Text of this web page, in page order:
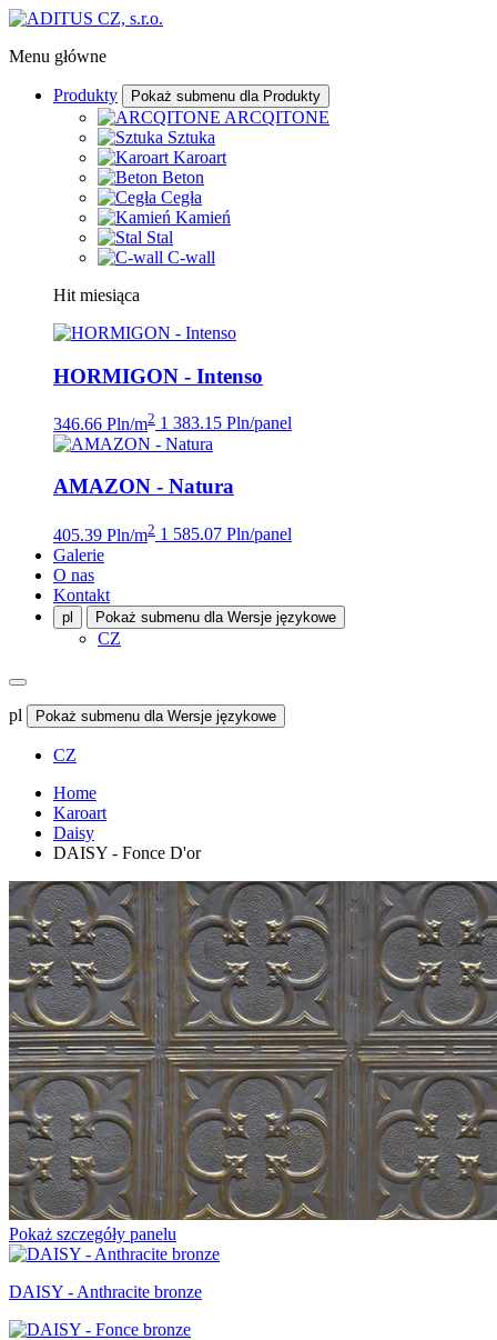
Menu główne
Produkty Pokaż submenu dla Produkty
ARCQITONE
Sztuka
Karoart
Beton
Cegła
Kamień
Stal
C-wall
Hit miesiąca
HORMIGON - Intenso
346.66 Pln/m2 1 383.15 Pln/panel
AMAZON - Natura
405.39 Pln/m2 1 585.07 Pln/panel
Galerie
O nas
Kontakt
pl Pokaż submenu dla Wersje językowe
CZ
pl Pokaż submenu dla Wersje językowe
CZ
Home
Karoart
Daisy
DAISY - Fonce D'or
Pokaż szczegóły panelu
DAISY - Anthracite bronze